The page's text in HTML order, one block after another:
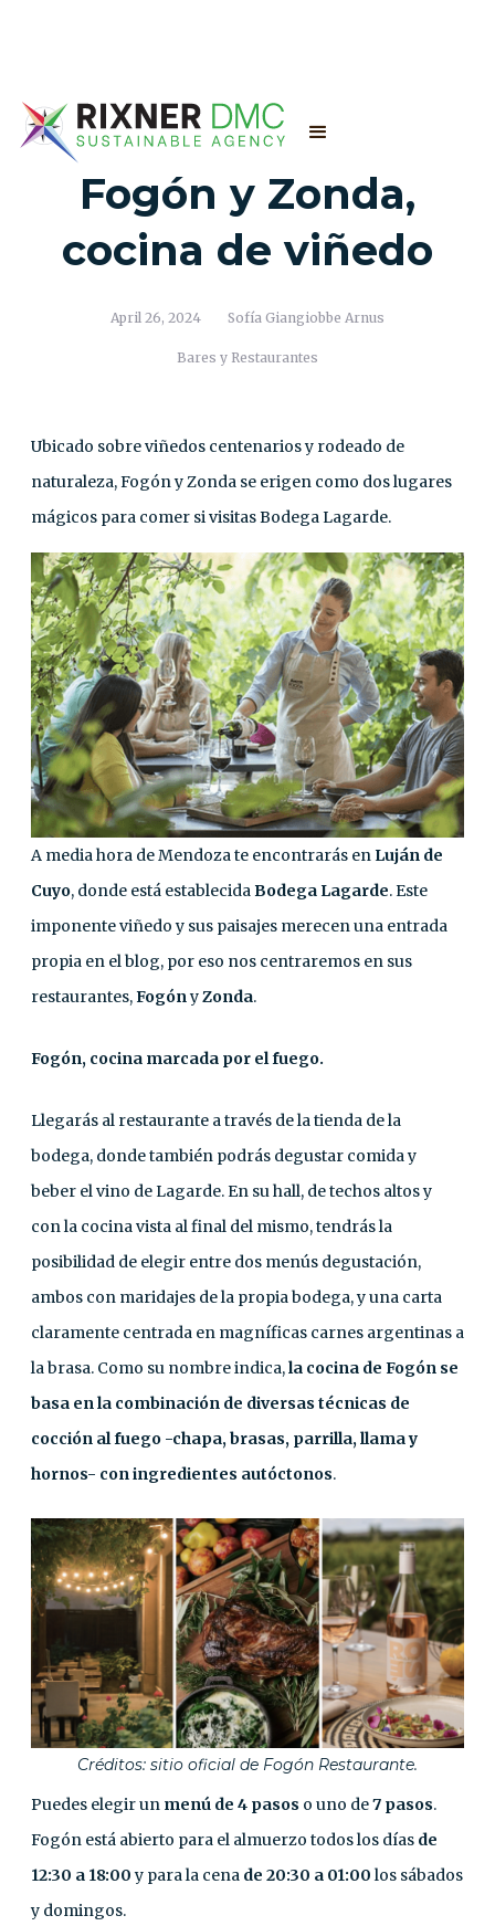
Fogón y Zonda,
cocina de viñedo
April 26, 2024 Sofía Giangiobbe Arnus
Bares y Restaurantes
Ubicado sobre viñedos centenarios y rodeado de
naturaleza, Fogón y Zonda se erigen como dos lugares
mágicos para comer si visitas Bodega Lagarde.
A media hora de Mendoza te encontrarás en Luján de
Cuyo, donde está establecidaBodega Lagarde. Este
imponente viñedo y sus paisajes merecen una entrada
propia en el blog, por eso nos centraremos en sus
restaurantes,FogónyZonda.
Fogón, cocina marcada por el fuego.
Llegarás al restaurante a través de la tienda de la
bodega, donde también podrás degustar comida y
beber el vino de Lagarde. En su hall, de techos altos y
con la cocina vista al final del mismo, tendrás la
posibilidad de elegir entre dos menús degustación,
ambos con maridajes de la propia bodega, y una carta
claramente centrada en magníficas carnes argentinas a
la brasa. Como su nombre indica,la cocina de Fogón se
basa en la combinación de diversas técnicas de
cocción al fuego -chapa, brasas, parrilla, llama y
hornos- con ingredientes autóctonos.
Créditos: sitio oficial de Fogón Restaurante.
Puedes elegir un menú de 4 pasos o uno de7 pasos.
Fogón está abierto para el almuerzo todos los días de
12:30 a 18:00y para la cena de 20:30 a 01:00los sábados
y domingos.